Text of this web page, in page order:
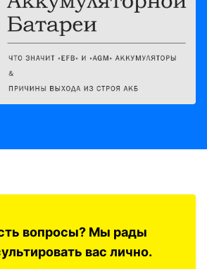
вопросы? Мы рады
вас лично.